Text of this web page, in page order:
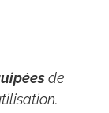
de